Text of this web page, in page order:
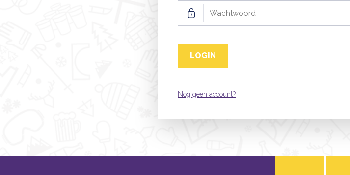
Nog geen account?